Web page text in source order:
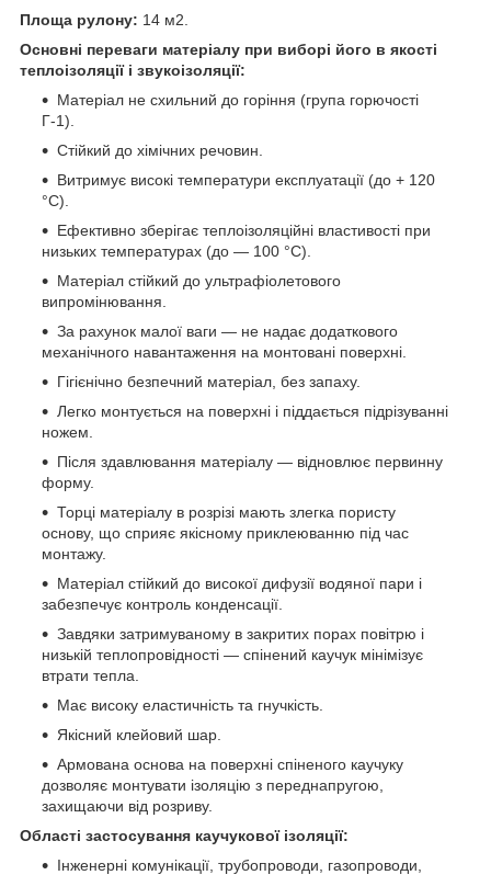
Площа рулону: 14 м2.
Основні переваги матеріалу при виборі його в якості
теплоізоляції і звукоізоляції:
Матеріал не схильний до горіння (група горючості
Г-1).
Стійкий до хімічних речовин.
Витримує високі температури експлуатації (до + 120
°С).
Ефективно зберігає теплоізоляційні властивості при
низьких температурах (до ― 100 °С).
Матеріал стійкий до ультрафіолетового
випромінювання.
За рахунок малої ваги ― не надає додаткового
механічного навантаження на монтовані поверхні.
Гігієнічно безпечний матеріал, без запаху.
Легко монтується на поверхні і піддається підрізуванні
ножем.
Після здавлювання матеріалу ― відновлює первинну
форму.
Торці матеріалу в розрізі мають злегка пористу
основу, що сприяє якісному приклеюванню під час
монтажу.
Матеріал стійкий до високої дифузії водяної пари і
забезпечує контроль конденсації.
Завдяки затримуваному в закритих порах повітрю і
низькій теплопровідності ― спінений каучук мінімізує
втрати тепла.
Має високу еластичність та гнучкість.
Якісний клейовий шар.
Армована основа на поверхні спіненого каучуку
дозволяє монтувати ізоляцію з переднапругою,
захищаючи від розриву.
Області застосування каучукової ізоляції:
Інженерні комунікації, трубопроводи, газопроводи,